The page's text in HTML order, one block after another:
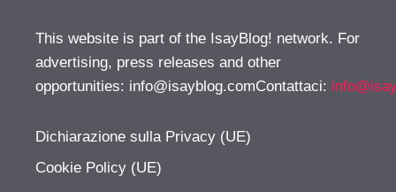
This website is part of the IsayBlog! network. For
advertising, press releases and other
opportunities: info@isayblog.comContattaci:
Dichiarazione sulla Privacy (UE)
Cookie Policy (UE)